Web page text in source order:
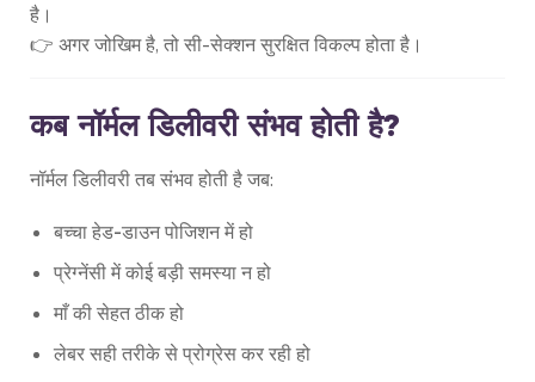
है।
👉 अगर जोखिम है, तो सी-सेक्शन सुरक्षित विकल्प होता है।
कब नॉर्मल डिलीवरी संभव होती है?
नॉर्मल डिलीवरी तब संभव होती है जब:
बच्चा हेड-डाउन पोजिशन में हो
प्रेग्नेंसी में कोई बड़ी समस्या न हो
माँ की सेहत ठीक हो
लेबर सही तरीके से प्रोग्रेस कर रही हो